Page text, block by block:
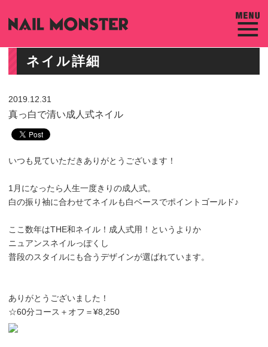
ネイル詳細
2019.12.31
真っ白で清い成人式ネイル
いつも見ていただきありがとうございます！
1月になったら人生一度きりの成人式。
白の振り袖に合わせてネイルも白ベースでポイントゴールド♪
ここ数年はTHE和ネイル！成人式用！というよりか
ニュアンスネイルっぽくし
普段のスタイルにも合うデザインが選ばれています。
ありがとうございました！
☆60分コース＋オフ＝¥8,250